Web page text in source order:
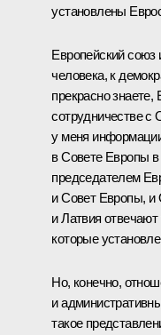
установлены
Европейский союз
человека, к
прекрасно
сотрудничестве
у меня
в Совете Европы в
председателем
и Совет Европы,
и Латвия
которые
Но, конечно,
и
такое